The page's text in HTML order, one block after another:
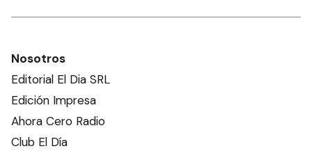
Nosotros
Editorial El Dia SRL
Edición Impresa
Ahora Cero Radio
Club El Día